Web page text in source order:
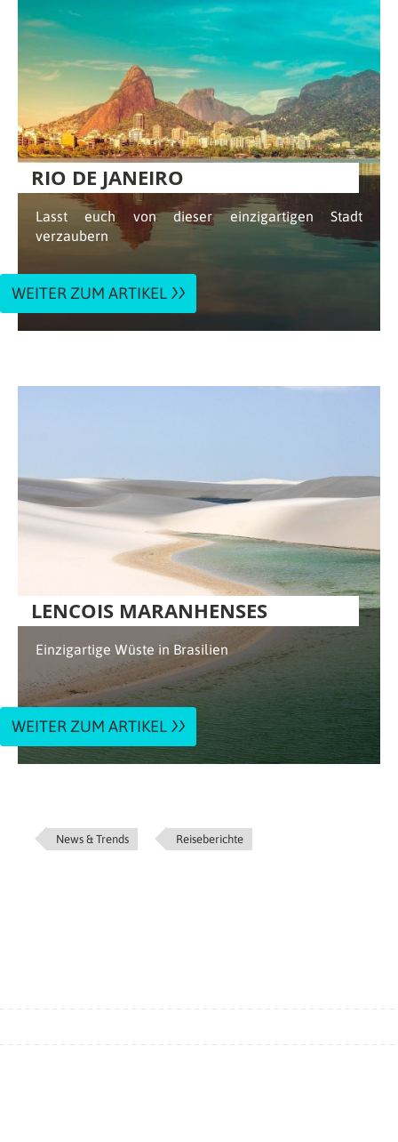
RIO DE JANEIRO
Lasst euch von dieser einzigartigen Stadt
verzaubern
WEITER ZUM ARTIKEL
LENCOIS MARANHENSES
Einzigartige Wüste in Brasilien
WEITER ZUM ARTIKEL
News & Trends Reiseberichte